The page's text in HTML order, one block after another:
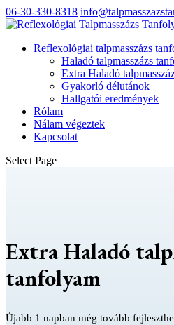
06-30-330-8318
Reflexológiai talpmasszázs
Haladó talpmasszázs
Extra Haladó
Gyakorló délutánok
Hallgatói eredmények
Rólam
Nálam végeztek
Kapcsolat
Select Page
Extra Haladó
tanfolyam
Újabb 1 napban még tovább